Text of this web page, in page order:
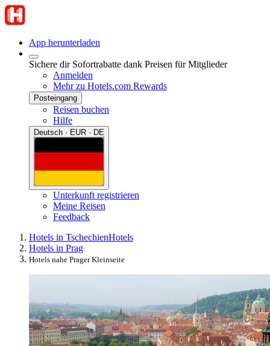
App herunterladen
Sichere dir Sofortrabatte dank Preisen für Mitglieder
Anmelden
Mehr zu Hotels.com Rewards
Posteingang
Reisen buchen
Hilfe
Deutsch · EUR · DE
Unterkunft registrieren
Meine Reisen
Feedback
Hotels in TschechienHotels
Hotels in Prag
Hotels nahe Prager Kleinseite